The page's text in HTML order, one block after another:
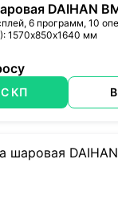
DAIHAN
6 программ, 10
1570х850х1640 мм
КП